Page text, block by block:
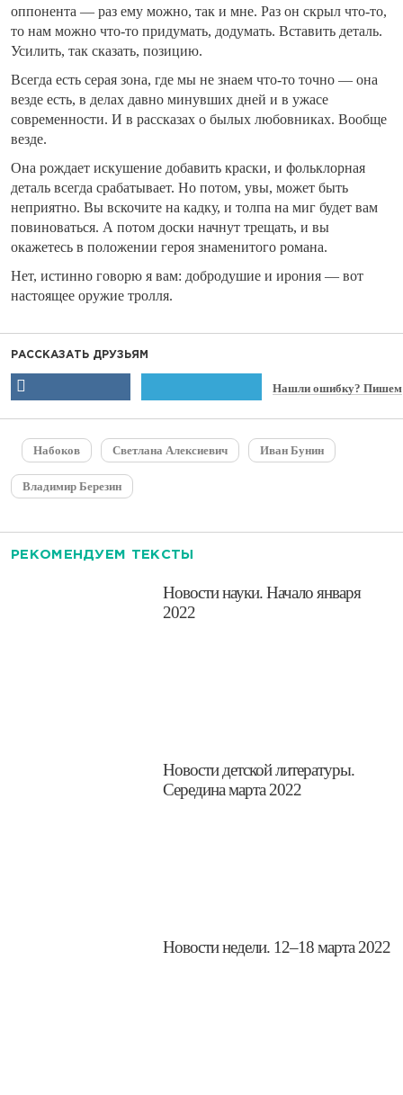
оппонента — раз ему можно, так и мне. Раз он скрыл что-то,
то нам можно что-то придумать, додумать. Вставить деталь.
Усилить, так сказать, позицию.
Всегда есть серая зона, где мы не знаем что-то точно — она
везде есть, в делах давно минувших дней и в ужасе
современности. И в рассказах о былых любовниках. Вообще
везде.
Она рождает искушение добавить краски, и фольклорная
деталь всегда срабатывает. Но потом, увы, может быть
неприятно. Вы вскочите на кадку, и толпа на миг будет вам
повиноваться. А потом доски начнут трещать, и вы
окажетесь в положении героя знаменитого романа.
Нет, истинно говорю я вам: добродушие и ирония — вот
настоящее оружие тролля.
РАССКАЗАТЬ ДРУЗЬЯМ
Нашли ошибку? Пишем
Набоков Светлана Алексиевич Иван Бунин
Владимир Березин
РЕКОМЕНДУЕМ ТЕКСТЫ
​Новости науки. Начало января
2022
​Новости детской литературы.
Середина марта 2022
​Новости недели. 12–18 марта 2022